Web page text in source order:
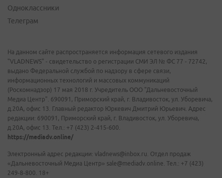
Одноклассники
Телеграм
На данном сайте распространяется информация сетевого издания
"VLADNEWS" - свидетельство о регистрации СМИ ЭЛ № ФС 77 - 72742,
выдано Федеральной службой по надзору в сфере связи,
информационных технологий и массовых коммуникаций
(Роскомнадзор) 17 мая 2018 г. Учредитель ООО "Дальневосточный
Медиа Центр". 690091, Приморский край, г. Владивосток, ул. Уборевича,
д.20А, офис 13. Главный редактор Юркевич Дмитрий Юрьевич. Адрес
редакции: 690091, Приморский край, г. Владивосток, ул. Уборевича,
д.20А, офис 13. Тел.: +7 (423) 2-415-600.
https://mediadv.online/
Электронный адрес редакции: vladnews@inbox.ru. Отдел продаж
«Дальневосточный Медиа Центр» sale@mediadv.online. Тел.: +7 (423)
249-8-800. 18+